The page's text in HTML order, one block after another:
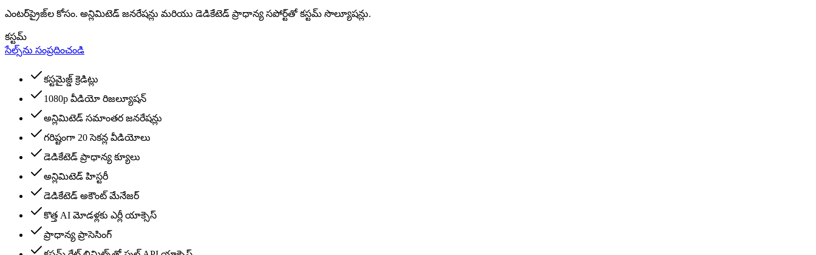
ఎంటర్‌ప్రైజ్‌ల కోసం. అన్లిమిటెడ్ జనరేషన్లు మరియు డెడికేటెడ్ ప్రాధాన్య సపోర్ట్‌తో కస్టమ్ సొల్యూషన్లు.
కస్టమ్
సేల్స్‌ను సంప్రదించండి
కస్టమైజ్డ్ క్రెడిట్లు
1080p వీడియో రిజల్యూషన్
అన్లిమిటెడ్ సమాంతర జనరేషన్లు
గరిష్టంగా 20 సెకన్ల వీడియోలు
డెడికేటెడ్ ప్రాధాన్య క్యూలు
అన్లిమిటెడ్ హిస్టరీ
డెడికేటెడ్ అకౌంట్ మేనేజర్
కొత్త AI మోడళ్లకు ఎర్లీ యాక్సెస్
ప్రాధాన్య ప్రాసెసింగ్